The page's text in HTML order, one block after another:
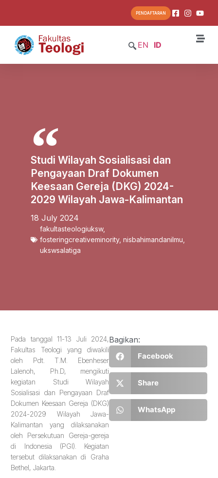
PENDAFTARAN
EN ID
Studi Wilayah Sosialisasi dan
Pengayaan Draf Dokumen
Keesaan Gereja (DKG) 2024-
2029 Wilayah Jawa-Kalimantan
18 July 2024
fakultasteologiuksw,
fosteringcreativeminority, nisbahimandanilmu
ukswsalatiga
Pada tanggal 11-13 Juli 2024,
Fakultas Teologi yang diwakili
oleh Pdt. T.M. Ebenheser
Lalenoh, Ph.D, mengikuti
kegiatan Studi Wilayah
Sosialisasi dan Pengayaan Draf
Dokumen Keesaan Gereja (DKG)
2024-2029 Wilayah Jawa-
Kalimantan yang dilaksanakan
oleh Persekutuan Gereja-gereja
di Indonesia (PGI). Kegiatan
tersebut dilaksanakan di Graha
Bethel, Jakarta.
Bagikan:
Facebook
Share
WhatsApp